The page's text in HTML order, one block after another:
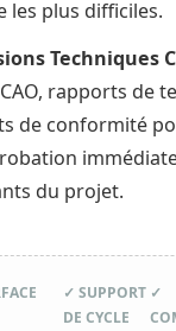
les plus difficiles.
Techniques
rapports de
de conformité
du projet.
✓ SUPPORT
DE CYCLE
✓